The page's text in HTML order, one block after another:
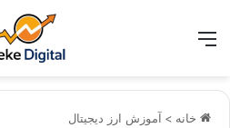
منو
خانه > آموزش ارز دیجیتال